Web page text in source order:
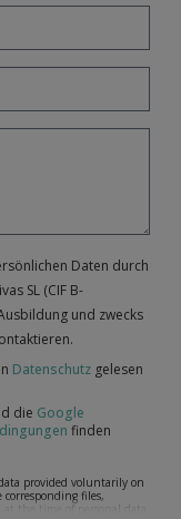
Daten durch
SL (CIF B-
und zwecks
Datenschutz gelesen
die Google
finden
provided voluntarily on
files,
at the time of personal data